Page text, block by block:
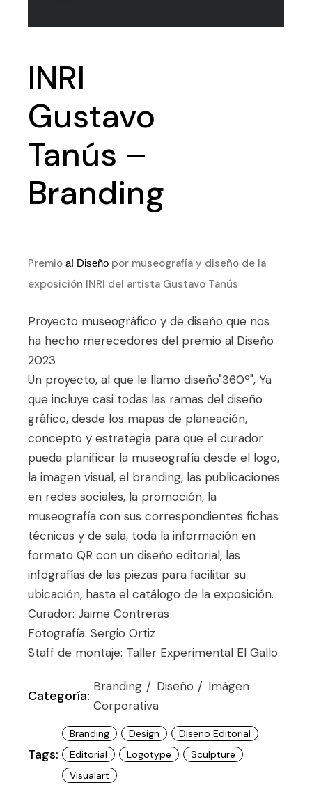
INRI
Gustavo
Tanús –
Branding
Premioa! Diseño por museografía y diseño de la
exposición INRI del artista Gustavo Tanús
Proyecto museográfico y de diseño que nos
ha hecho merecedores del premio a! Diseño
2023
Un proyecto, al que le llamo diseño"360º", Ya
que incluye casi todas las ramas del diseño
gráfico, desde los mapas de planeación,
concepto y estrategia para que el curador
pueda planificar la museografía desde el logo,
la imagen visual, el branding, las publicaciones
en redes sociales, la promoción, la
museografía con sus correspondientes fichas
técnicas y de sala, toda la información en
formato QR con un diseño editorial, las
infografías de las piezas para facilitar su
ubicación, hasta el catálogo de la exposición.
Curador: Jaime Contreras
Fotografía: Sergio Ortiz
Staff de montaje: Taller Experimental El Gallo.
Categoría:
Branding Diseño
Imágen
Corporativa
Tags:
Branding Design
Diseño Editorial
Editorial
Logotype
Sculpture
Visualart